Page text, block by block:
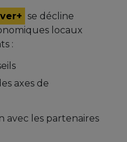
se décline
locaux
:
axes de
avec les partenaires